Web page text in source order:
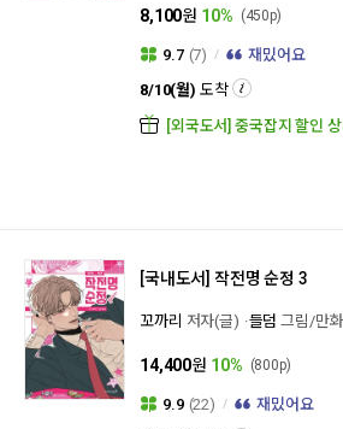
8,100원 10% (450p)
9.7 (7)
재밌어요
8/10(월) 도착
[외국도서] 중국잡지 할인
[국내도서] 작전명 순정 3
꼬까리 저자(글) 들덤 그림/만화
14,400원 10% (800p)
9.9 (22)
재밌어요